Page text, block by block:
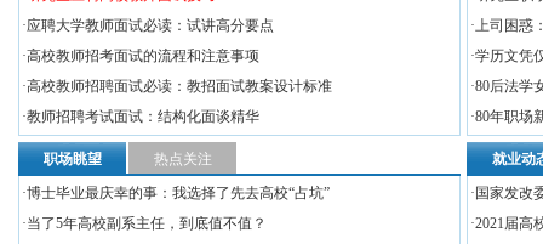
·应聘大学教师面试必读：试讲高分要点
·高校教师招考面试的流程和注意事项
·高校教师招聘面试必读：教招面试教案设计标准
·教师招聘考试面试：结构化面谈精华
·上司困惑
·学历文凭
·80后法学
·80年职场
职场眺望
热点关注
·博士毕业最庆幸的事：我选择了先去高校“占坑”
·当了5年高校副系主任，到底值不值？
就业动
· 国家发改
·2021届高